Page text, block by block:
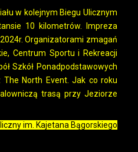
w kolejnym Biegu Ulicznym
10 kilometrów. Impreza
Organizatorami zmagań
Centrum Sportu i Rekreacji
Szkół Ponadpodstawowych
The North Event. Jak co roku
trasą przy Jeziorze
im. Kajetana Bągorskiego